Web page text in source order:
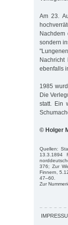
Am 23.
sondern
ebenfalls
1985
Die
statt. Ein
© Holger
Quellen:
13.3.1894
376; Zur
Finnern,
47–60.
Zur